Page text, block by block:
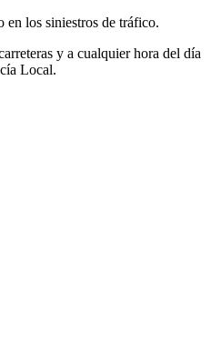
en los siniestros de tráfico.
y a cualquier hora del día
Local.